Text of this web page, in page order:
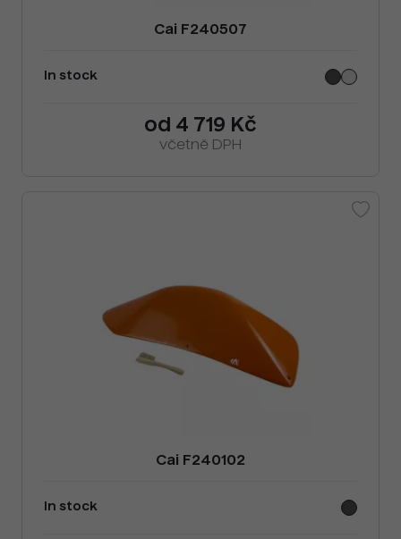
Cai F240507
In stock
od 4 719 Kč
včetně DPH
Cai F240102
In stock